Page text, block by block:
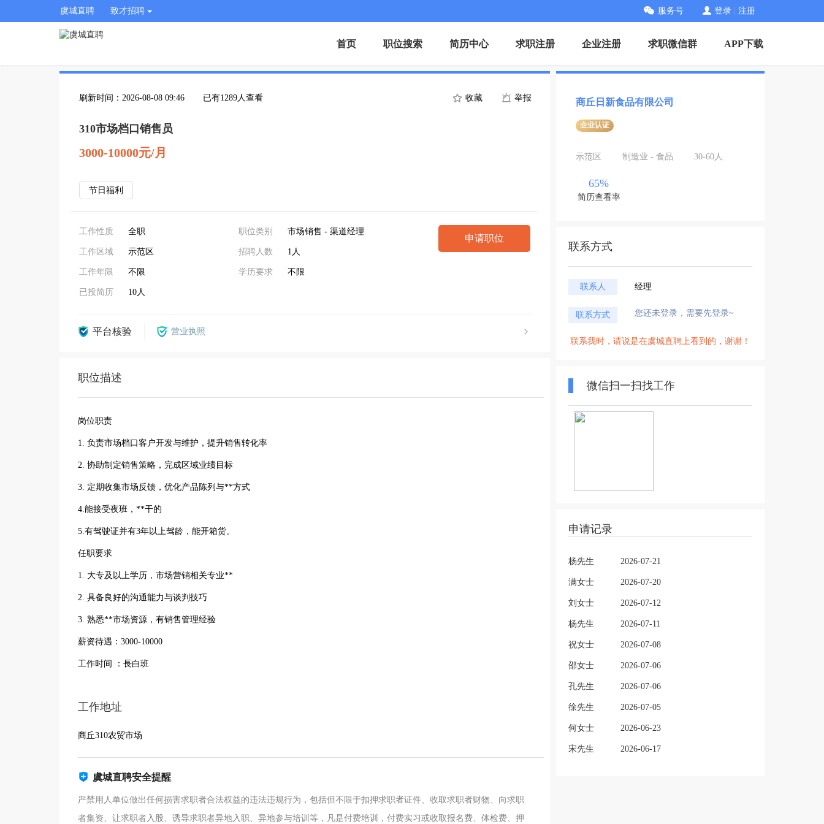
虞城直聘 致才招聘 服务号 登录 注册
首页 职位搜索 简历中心 求职注册 企业注册 求职微信群 APP下载
刷新时间：2026-08-08 09:46 已有1289人查看 收藏 举报
310市场档口销售员
3000-10000元/月
节日福利
工作性质 全职
工作区域 示范区
工作年限 不限
已投简历 10人
职位类别 市场销售 - 渠道经理
招聘人数 1人
学历要求 不限
申请职位
平台核验 营业执照
职位描述
岗位职责
1. 负责市场档口客户开发与维护，提升销售转化率
2. 协助制定销售策略，完成区域业绩目标
3. 定期收集市场反馈，优化产品陈列与**方式
4.能接受夜班，**干的
5.有驾驶证并有3年以上驾龄，能开箱货。
任职要求
1. 大专及以上学历，市场营销相关专业**
2. 具备良好的沟通能力与谈判技巧
3. 熟悉**市场资源，有销售管理经验
薪资待遇：3000-10000
工作时间 ：長白班
工作地址
商丘310农贸市场
虞城直聘安全提醒
严禁用人单位做出任何损害求职者合法权益的违法违规行为，包括但不限于扣押求职者证件、收取求职者财物、向求职
者集资、让求职者入股、诱导求职者异地入职、异地参与培训等，凡是付费培训，付费实习或收取报名费、体检费、押
商丘日新食品有限公司
企业认证
示范区 制造业 - 食品 30-60人
65%
简历查看率
联系方式
联系人 经理
联系方式 您还未登录，需要先登录~
联系我时，请说是在虞城直聘上看到的，谢谢！
微信扫一扫找工作
申请记录
杨先生 2026-07-21
满女士 2026-07-20
刘女士 2026-07-12
杨先生 2026-07-11
祝女士 2026-07-08
邵女士 2026-07-06
孔先生 2026-07-06
徐先生 2026-07-05
何女士 2026-06-23
宋先生 2026-06-17